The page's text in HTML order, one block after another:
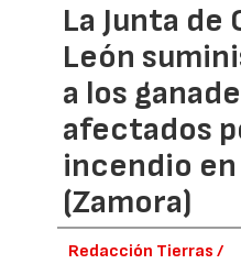
La Junta de
León
a los
afectados
incendio
(Zamora)
Redacción Tierras /